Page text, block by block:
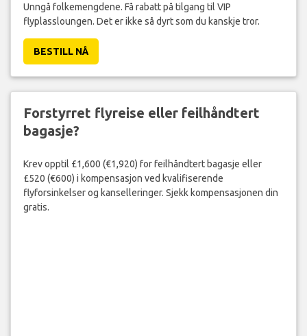
Unngå folkemengdene. Få rabatt på tilgang til VIP
flyplassloungen. Det er ikke så dyrt som du kanskje tror.
BESTILL NÅ
Forstyrret flyreise eller feilhåndtert
bagasje?
Krev opptil £1,600 (€1,920) for feilhåndtert bagasje eller
£520 (€600) i kompensasjon ved kvalifiserende
flyforsinkelser og kanselleringer. Sjekk kompensasjonen din
gratis.